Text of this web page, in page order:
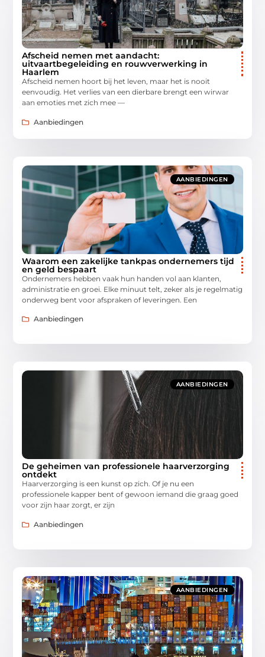
Afscheid nemen met aandacht:
uitvaartbegeleiding en rouwverwerking in
Haarlem
Afscheid nemen hoort bij het leven, maar het is nooit
eenvoudig. Het verlies van een dierbare brengt een wirwar
aan emoties met zich mee —
Aanbiedingen
AANBIEDINGEN
Waarom een zakelijke tankpas ondernemers tijd
en geld bespaart
Ondernemers hebben vaak hun handen vol aan klanten,
administratie en groei. Elke minuut telt, zeker als je regelmatig
onderweg bent voor afspraken of leveringen. Een
Aanbiedingen
AANBIEDINGEN
De geheimen van professionele haarverzorging
ontdekt
Haarverzorging is een kunst op zich. Of je nu een
professionele kapper bent of gewoon iemand die graag goed
voor zijn haar zorgt, er zijn
Aanbiedingen
AANBIEDINGEN